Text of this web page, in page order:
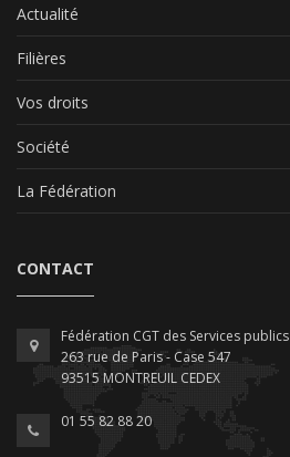
Actualité
Filières
Vos droits
Société
La Fédération
CONTACT
Fédération CGT des Services publics
263 rue de Paris - Case 547
93515 MONTREUIL CEDEX
01 55 82 88 20